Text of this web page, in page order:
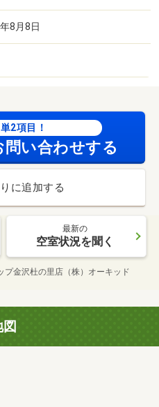
8月8日
2項目！
問い合わせする
に追加する
最新の
空室状況を聞く
プ金沢杜の里店（株）オーキッド